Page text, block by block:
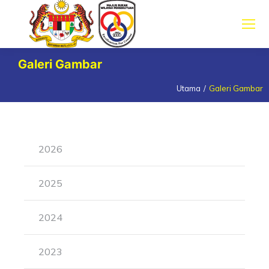
Galeri Gambar
Utama Galeri Gambar
2026
2025
2024
2023